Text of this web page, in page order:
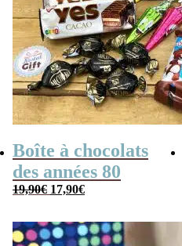
Boîte à chocolats
des années 80
19,90€ Le
était :
17,90€Le
est :